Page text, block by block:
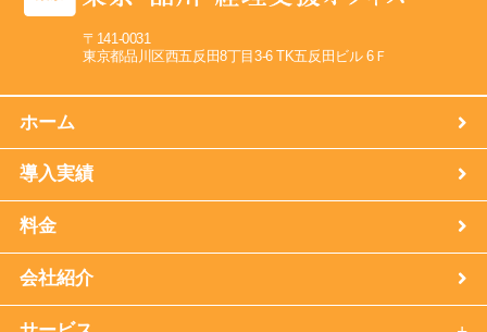
〒141-0031
東京都品川区西五反田8丁目3-6 TK五反田ビル 6Ｆ
ホーム
導入実績
料金
会社紹介